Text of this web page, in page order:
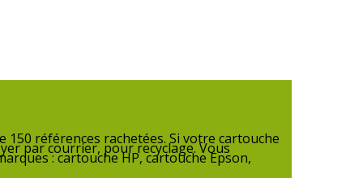
références rachetées. Si votre cartouche
par courrier, pour recyclage. Vous
: cartouche HP, cartouche Epson,